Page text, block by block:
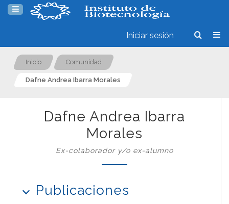
Iniciar sesión
Inicio Comunidad
Dafne Andrea Ibarra Morales
Dafne Andrea Ibarra
Morales
Ex-colaborador y/o ex-alumno
Publicaciones